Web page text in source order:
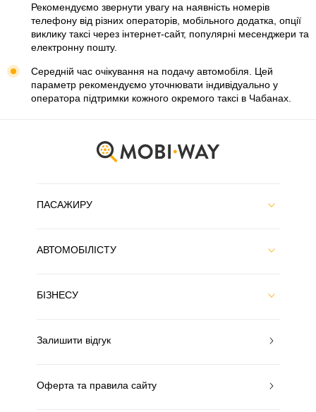
Рекомендуємо звернути увагу на наявність номерів
телефону від різних операторів, мобільного додатка, опції
виклику таксі через інтернет-сайт, популярні месенджери та
електронну пошту.
Середній час очікування на подачу автомобіля. Цей
параметр рекомендуємо уточнювати індивідуально у
оператора підтримки кожного окремого таксі в Чабанах.
ПАСАЖИРУ
АВТОМОБІЛІСТУ
БІЗНЕСУ
Залишити відгук
Оферта та правила сайту